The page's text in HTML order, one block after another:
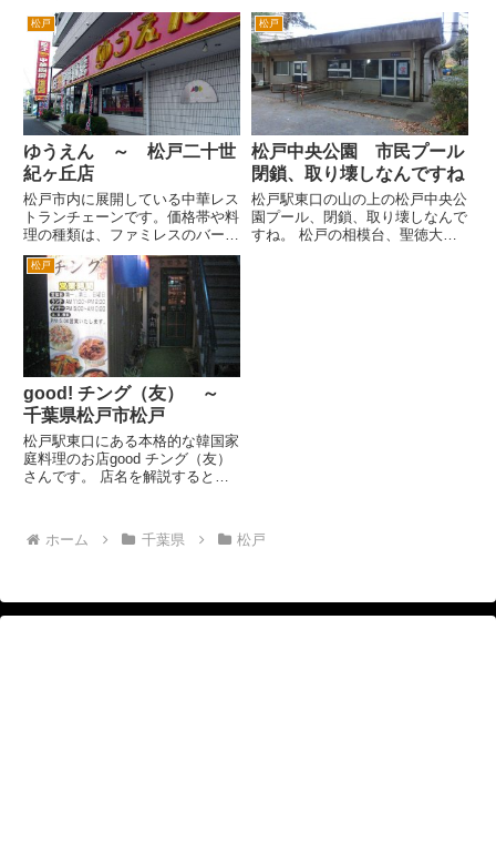
前ロータリーを右へいった突き当
たりにあるイタリアンキッチン
ＵＮＯウーノさんです。 窓際
の席が外が見えておすすめです
が、なかなか空いてないです。座
れ...
へ。坂を上がった小金原5丁目と
8丁目の境の交差点にあります。
ここは、僕が学生の頃は、「と
ん...
松戸
ゆうえん ～ 松戸二十世
紀ヶ丘店
松戸市内に展開している中華レス
トランチェーンです。価格帯や料
理の種類は、ファミレスのバーミ
ヤンに近いかなとおもいます。
経営者の方が、バーミヤンを意識
した価格設定にしているんじゃな
いかなと想像できます。つまり結
構お得な価格ということです。
...
松戸
松戸中央公園 市民プール
閉鎖、取り壊しなんですね
松戸駅東口の山の上の松戸中央公
園プール、閉鎖、取り壊しなんで
すね。 松戸の相模台、聖徳大学
松戸
good! チング（友） ～
千葉県松戸市松戸
松戸駅東口にある本格的な韓国家
庭料理のお店good チング（友）
さんです。 店名を解説するとチ
語。これは「友」という意味だそ
うです。 そのチングに英語の
ホーム 千葉県 松戸